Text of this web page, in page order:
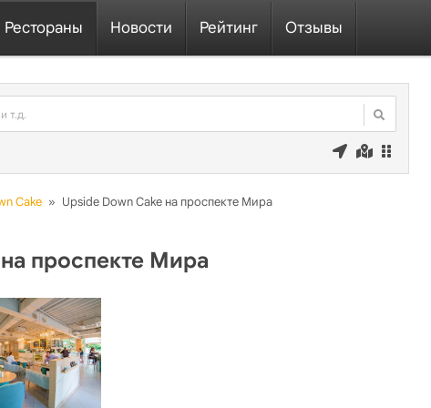
Рестораны Новости Рейтинг Отзывы
Cake » Upside Down Cake на проспекте Мира
проспекте Мира